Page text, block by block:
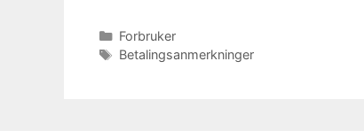
Kategorier
Forbruker
Stikkord
Betalingsanmerkninger